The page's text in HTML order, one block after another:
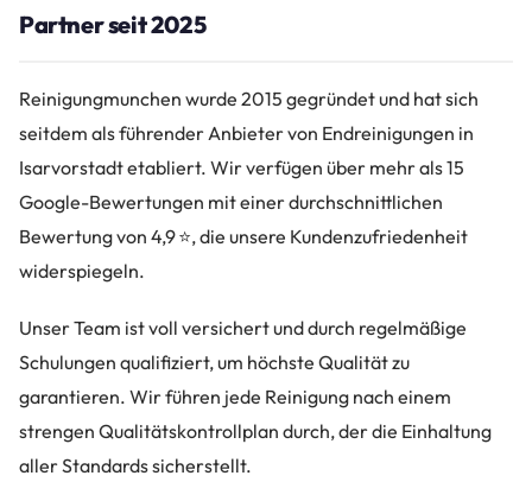
Partner seit 2025
Reinigungmunchen wurde 2015 gegründet und hat sich
seitdem als führender Anbieter von Endreinigungen in
Isarvorstadt etabliert. Wir verfügen über mehr als 15
Google-Bewertungen mit einer durchschnittlichen
Bewertung von 4,9 ⭐, die unsere Kundenzufriedenheit
widerspiegeln.
Unser Team ist voll versichert und durch regelmäßige
Schulungen qualifiziert, um höchste Qualität zu
garantieren. Wir führen jede Reinigung nach einem
strengen Qualitätskontrollplan durch, der die Einhaltung
aller Standards sicherstellt.